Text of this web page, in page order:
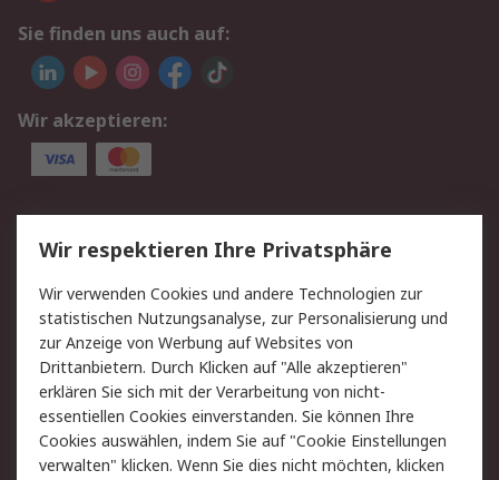
Sie finden uns auch auf:
Wir akzeptieren:
Service
Value Added Services
Lieferlösungen
Rücksendungen
Kontakt
Hilfe
Privatkunden
Rechtliches
AGB
Datenschutz
Cookie-Richtlinie
Zahlungsbedingungen
Wir respektieren Ihre Privatsphäre
Wir verwenden Cookies und andere Technologien zur
statistischen Nutzungsanalyse, zur Personalisierung und
zur Anzeige von Werbung auf Websites von
Drittanbietern. Durch Klicken auf "Alle akzeptieren"
erklären Sie sich mit der Verarbeitung von nicht-
essentiellen Cookies einverstanden. Sie können Ihre
Cookies auswählen, indem Sie auf "Cookie Einstellungen
verwalten" klicken. Wenn Sie dies nicht möchten, klicken